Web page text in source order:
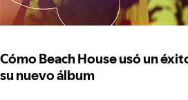
Cómo Beach House usó un
su nuevo álbum